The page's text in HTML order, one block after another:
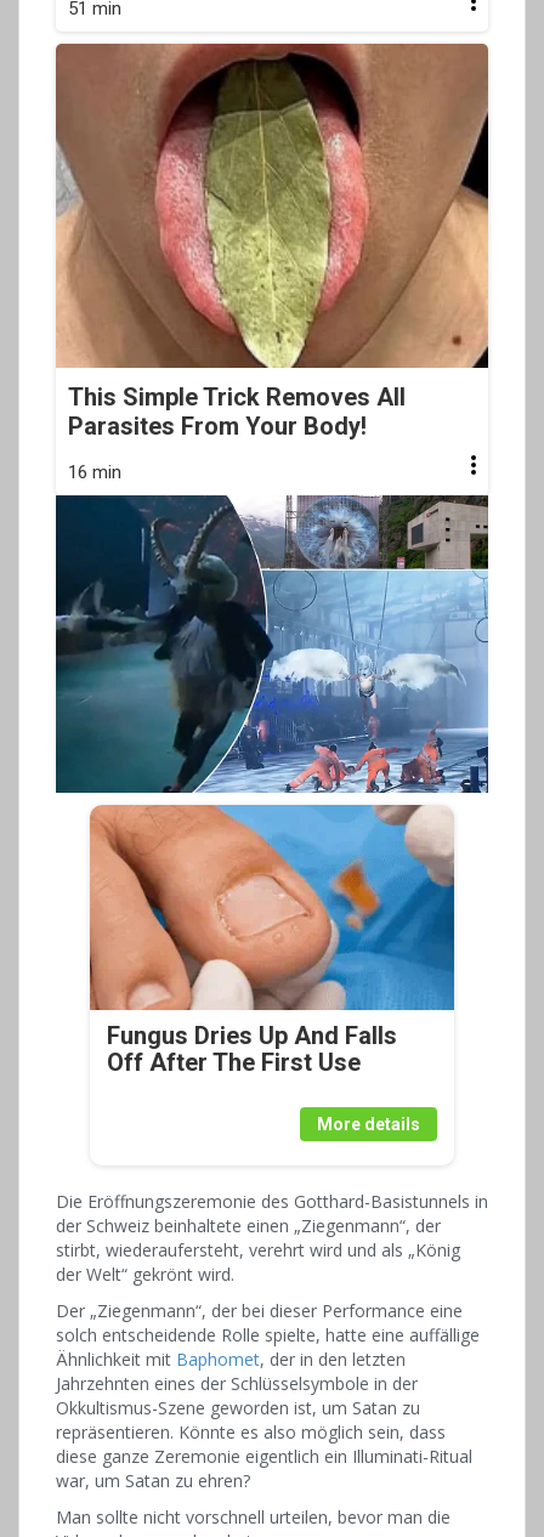
51 min
This Simple Trick Removes All
Parasites From Your Body!
16 min
Fungus Dries Up And Falls
Off After The First Use
More details
Die Eröffnungszeremonie des Gotthard-Basistunnels in
der Schweiz beinhaltete einen „Ziegenmann“, der
stirbt, wiederaufersteht, verehrt wird und als „König
der Welt“ gekrönt wird.
Der „Ziegenmann“, der bei dieser Performance eine
solch entscheidende Rolle spielte, hatte eine auffällige
Ähnlichkeit mit Baphomet, der in den letzten
Jahrzehnten eines der Schlüsselsymbole in der
Okkultismus-Szene geworden ist, um Satan zu
repräsentieren. Könnte es also möglich sein, dass
diese ganze Zeremonie eigentlich ein Illuminati-Ritual
war, um Satan zu ehren?
Man sollte nicht vorschnell urteilen, bevor man die